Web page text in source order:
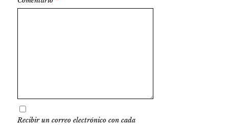
Recibir un correo electrónico con cada